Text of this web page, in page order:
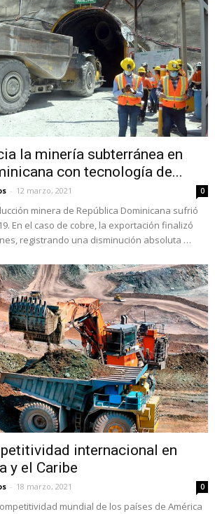
la minería subterránea en
con tecnología de...
- 12 marzo, 2021 0
minera de República Dominicana sufrió
En el caso de cobre, la exportación finalizó
registrando una disminución absoluta …
internacional en
y el Caribe
- 18 marzo, 2021 0
mundial de los países de América